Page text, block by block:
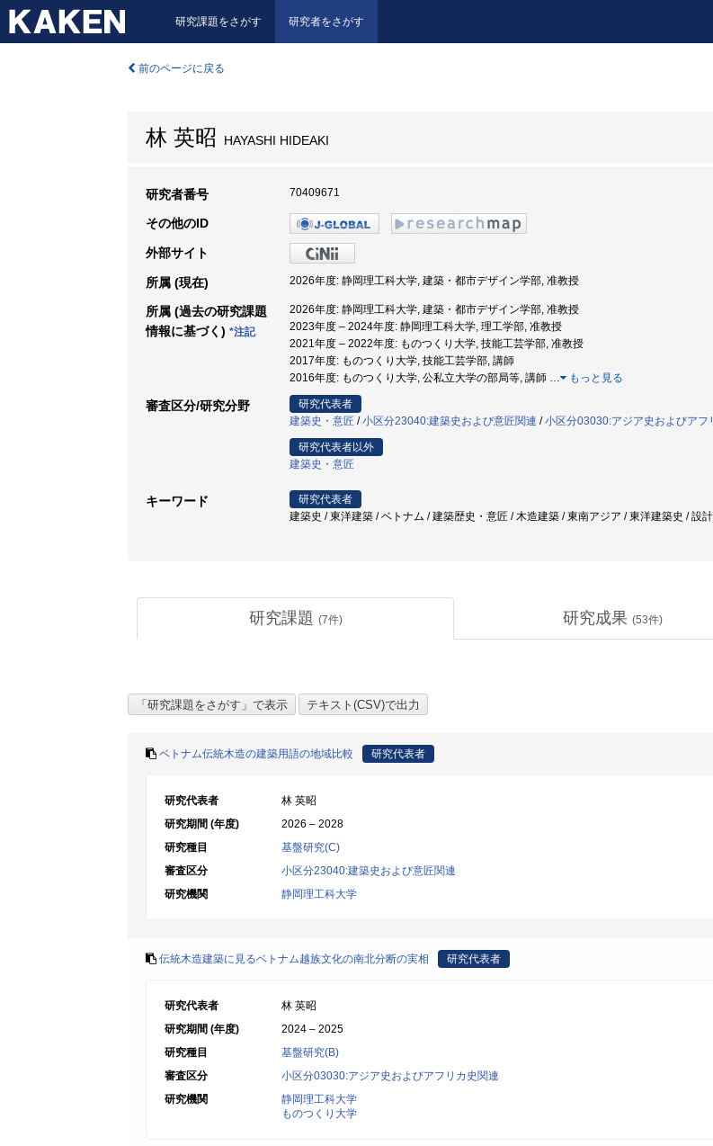
研究課題をさがす 研究者をさがす
前のページに戻る
林 英昭 HAYASHI HIDEAKI
研究者番号 70409671
その他のID
外部サイト
所属 (現在) 2026年度: 静岡理工科大学, 建築・都市デザイン学部, 准教授
所属 (過去の研究課題
情報に基づく) *注記
2026年度: 静岡理工科大学, 建築・都市デザイン学部, 准教授
2023年度 – 2024年度: 静岡理工科大学, 理工学部, 准教授
2021年度 – 2022年度: ものつくり大学, 技能工芸学部, 准教授
2017年度: ものつくり大学, 技能工芸学部, 講師
2016年度: ものつくり大学, 公私立大学の部局等, 講師 … もっと見る
審査区分/研究分野
研究代表者
建築史・意匠 /小区分23040:建築史および意匠関連 /小区分03030:アジア史およびアフ
研究代表者以外
建築史・意匠
キーワード
研究代表者
建築史 / 東洋建築 / ベトナム / 建築歴史・意匠 / 木造建築 / 東南アジア / 東洋建築史 / 設
研究課題 (7件) 研究成果 (53件)
ベトナム伝統木造の建築用語の地域比較 研究代表者
研究代表者
林 英昭
研究期間 (年度)
2026 – 2028
研究種目
基盤研究(C)
審査区分
小区分23040:建築史および意匠関連
研究機関
静岡理工科大学
伝統木造建築に見るベトナム越族文化の南北分断の実相 研究代表者
研究代表者
林 英昭
研究期間 (年度)
2024 – 2025
研究種目
基盤研究(B)
審査区分
小区分03030:アジア史およびアフリカ史関連
研究機関
静岡理工科大学
ものつくり大学